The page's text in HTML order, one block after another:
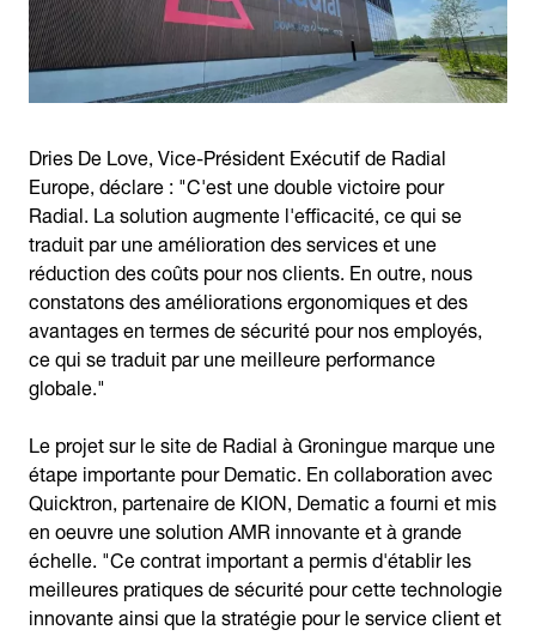
Dries De Love, Vice-Président Exécutif de Radial
Europe, déclare : "C'est une double victoire pour
Radial. La solution augmente l'efficacité, ce qui se
traduit par une amélioration des services et une
réduction des coûts pour nos clients. En outre, nous
constatons des améliorations ergonomiques et des
avantages en termes de sécurité pour nos employés,
ce qui se traduit par une meilleure performance
globale."
Le projet sur le site de Radial à Groningue marque une
étape importante pour Dematic. En collaboration avec
Quicktron, partenaire de KION, Dematic a fourni et mis
en oeuvre une solution AMR innovante et à grande
échelle. "Ce contrat important a permis d'établir les
meilleures pratiques de sécurité pour cette technologie
innovante ainsi que la stratégie pour le service client et